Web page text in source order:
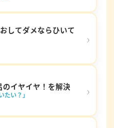
してダメならひいて
›
のイヤイヤ！を解決
たい？」 ›